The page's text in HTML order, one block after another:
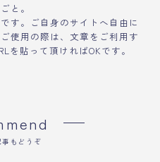
と。
す。ご自身のサイトへ自由に
使用の際は、文章をご利用す
を貼って頂ければOKです。
事もどうぞ